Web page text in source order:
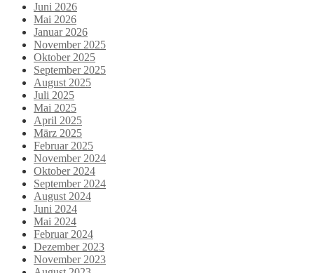
Juni 2026
Mai 2026
Januar 2026
November 2025
Oktober 2025
September 2025
August 2025
Juli 2025
Mai 2025
April 2025
März 2025
Februar 2025
November 2024
Oktober 2024
September 2024
August 2024
Juni 2024
Mai 2024
Februar 2024
Dezember 2023
November 2023